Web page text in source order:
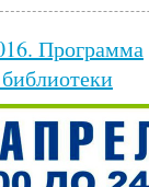
Программа